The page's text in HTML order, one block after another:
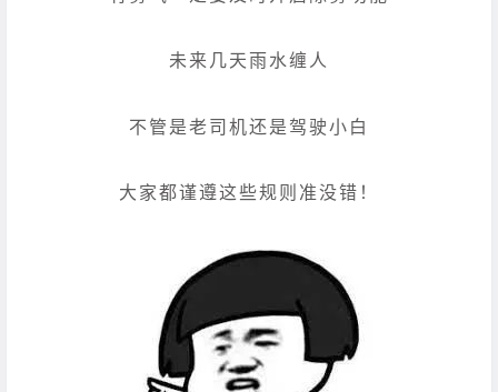
未来几天雨水缠人
不管是老司机还是驾驶小白
大家都谨遵这些规则准没错！